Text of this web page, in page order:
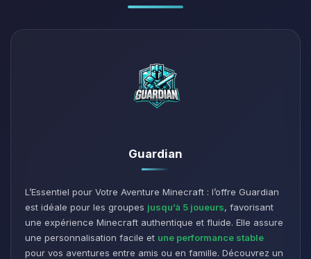
Guardian
L’Essentiel pour Votre Aventure Minecraft : l’offre Guardian
est idéale pour les groupes jusqu’à 5 joueurs, favorisant
une expérience Minecraft authentique et fluide. Elle assure
une personnalisation facile et une performance stable
pour vos aventures entre amis ou en famille. Découvrez un